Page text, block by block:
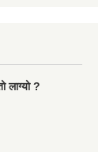
लाग्यो ?